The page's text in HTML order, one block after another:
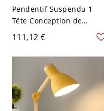
Pendentif Suspendu 1
Tête Conception de
Planète Suspension en
Métal Style Enfant - 110 V-
120 V 15,24 cm Jaune
111,12 €